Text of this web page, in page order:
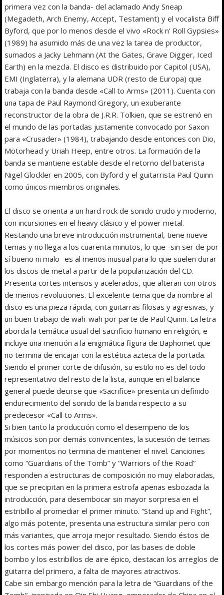
primera vez con la banda- del aclamado Andy Sneap
(Megadeth, Arch Enemy, Accept, Testament) y el vocalista Biff
Byford, que por lo menos desde el vivo «Rock n’ Roll Gypsies»
(1989) ha asumido más de una vez la tarea de productor,
sumados a Jacky Lehmann (At the Gates, Grave Digger, Iced
Earth) en la mezcla. El disco es distribuido por Capitol (USA),
EMI (Inglaterra), y la alemana UDR (resto de Europa) que
trabaja con la banda desde «Call to Arms» (2011). Cuenta con
una tapa de Paul Raymond Gregory, un exuberante
reconstructor de la obra de J.R.R. Tolkien, que se estrenó en
el mundo de las portadas justamente convocado por Saxon
para «Crusader» (1984), trabajando desde entonces con Dio,
Mötorhead y Uriah Heep, entre otros. La formación de la
banda se mantiene estable desde el retorno del baterista
Nigel Glockler en 2005, con Byford y el guitarrista Paul Quinn
como únicos miembros originales.
El disco se orienta a un hard rock de sonido crudo y moderno,
con incursiones en el heavy clásico y el power metal.
Restando una breve introducción instrumental, tiene nueve
temas y no llega a los cuarenta minutos, lo que -sin ser de por
sí bueno ni malo- es al menos inusual para lo que suelen durar
los discos de metal a partir de la popularización del CD.
Presenta cortes intensos y acelerados, que alteran con otros
de menos revoluciones. El excelente tema que da nombre al
disco es una pieza rápida, con guitarras filosas y agresivas, y
un buen trabajo de wah-wah por parte de Paul Quinn. La letra
aborda la temática usual del sacrificio humano en religión, e
incluye una mención a la enigmática figura de Baphomet que
no termina de encajar con la estética azteca de la portada.
Siendo el primer corte de difusión, su estilo no es del todo
representativo del resto de la lista, aunque en el balance
general puede decirse que «Sacrifice» presenta un definido
endurecimiento del sonido de la banda respecto a su
predecesor «Call to Arms».
Si bien tanto la producción como el desempeño de los
músicos son por demás convincentes, la sucesión de temas
por momentos no termina de mantener el nivel. Canciones
como “Guardians of the Tomb” y “Warriors of the Road”
responden a estructuras de composición no muy elaboradas,
que se precipitan en la primera estrofa apenas esbozada la
introducción, para desembocar sin mayor sorpresa en el
estribillo al promediar el primer minuto. “Stand up and Fight”,
algo más potente, presenta una estructura similar pero con
más variantes, que arroja mejor resultado. Siendo éstos de
los cortes más power del disco, por las bases de doble
bombo y los estribillos de aire épico, destacan los arreglos de
guitarra del primero, a falta de mayores atractivos.
Cabe sin embargo mención para la letra de “Guardians of the